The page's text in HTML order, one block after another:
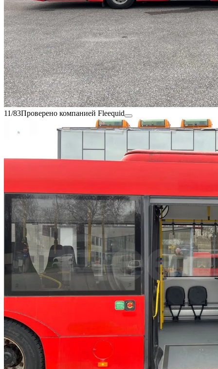
11/83Проверено компанией Fleequid